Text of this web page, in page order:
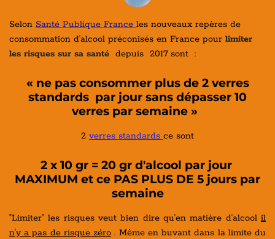
Selon Santé Publique France les nouveaux repères de
consommation d'alcool préconisés en France pour limiter
les risques sur sa santé depuis 2017 sont :
« ne pas consommer plus de 2 verres
standards par jour sans dépasser 10
verres par semaine »
2 verres standards ce sont
2 x 10 gr = 20 gr d'alcool par jour
MAXIMUM et ce PAS PLUS DE 5 jours par
semaine
"Limiter" les risques veut bien dire qu'en matière d'alcool il
n'y a pas de risque zéro . Même en buvant dans la limite du